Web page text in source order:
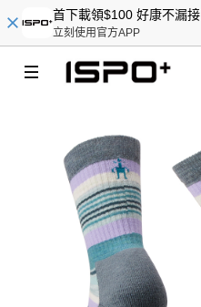
首下載領$100 好康不漏接
立刻使用官方APP